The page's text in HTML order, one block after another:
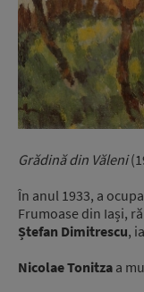
Grădină din Văleni
În anul 1933, a
Frumoase din Iași,
Ștefan Dimitrescu,
Nicolae Tonitza a